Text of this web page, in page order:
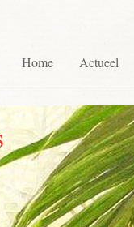
Home Actueel